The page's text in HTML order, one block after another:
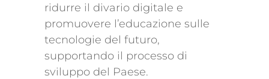
ridurre il divario digitale e
promuovere l’educazione sulle
tecnologie del futuro,
supportando il processo di
sviluppo del Paese.